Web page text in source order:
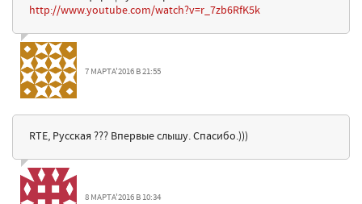
http://www.youtube.com/watch?v=r_7zb6RfK5k
7 МАРТА'2016 В 21:55
RTE, Русская ??? Впервые слышу. Спасибо.)))
8 МАРТА'2016 В 10:34